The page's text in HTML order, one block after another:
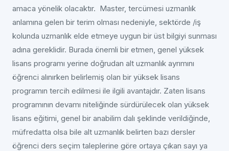
amaca yönelik olacaktır. Master, tercümesi uzmanlık
anlamına gelen bir terim olması nedeniyle, sektörde /iş
kolunda uzmanlık elde etmeye uygun bir üst bilgiyi sunması
adına gereklidir. Burada önemli bir etmen, genel yüksek
lisans programı yerine doğrudan alt uzmanlık ayrımını
öğrenci alınırken belirlemiş olan bir yüksek lisans
programın tercih edilmesi ile ilgili avantajdır. Zaten lisans
programının devamı niteliğinde sürdürülecek olan yüksek
lisans eğitimi, genel bir anabilim dalı şeklinde verildiğinde,
müfredatta olsa bile alt uzmanlık belirten bazı dersler
öğrenci ders seçim taleplerine göre ortaya çıkan sayı ya